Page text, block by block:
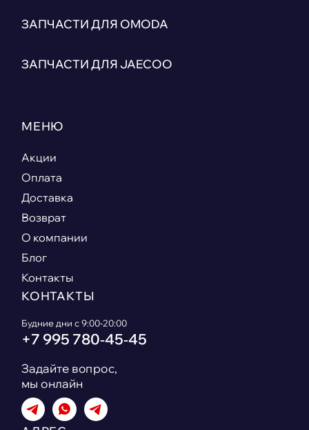
ЗАПЧАСТИ ДЛЯ OMODA
ЗАПЧАСТИ ДЛЯ JAECOO
МЕНЮ
Акции
Оплата
Доставка
Возврат
О компании
Блог
Контакты
КОНТАКТЫ
Будние дни с 9:00-20:00
+7 995 780‑45‑45
Задайте вопрос,
мы онлайн